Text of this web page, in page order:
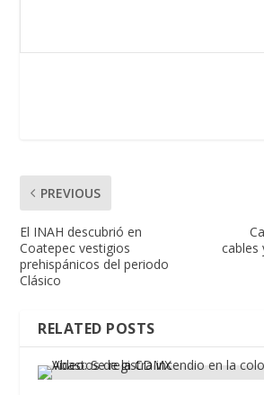
PREVIOUS
El INAH descubrió en
Coatepec vestigios
prehispánicos del periodo
Clásico
cables
RELATED POSTS